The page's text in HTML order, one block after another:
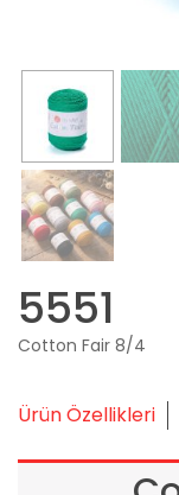
5551
Cotton Fair 8/4
Ürün Özellikleri